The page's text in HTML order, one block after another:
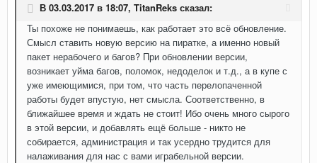
В 03.03.2017 в 18:07, TitanReks сказал:
Ты похоже не понимаешь, как работает это всё обновление.
Смысл ставить новую версию на пиратке, а именно новый
пакет нерабочего и багов? При обновлении версии,
возникает уйма багов, поломок, недоделок и т.д., а в купе с
уже имеющимися, при том, что часть перелопаченной
работы будет впустую, нет смысла. Соответственно, в
ближайшее время и ждать не стоит! Ибо очень много сырого
в этой версии, и добавлять ещё больше - никто не
собирается, администрация и так усердно трудится для
налаживания для нас с вами играбельной версии.